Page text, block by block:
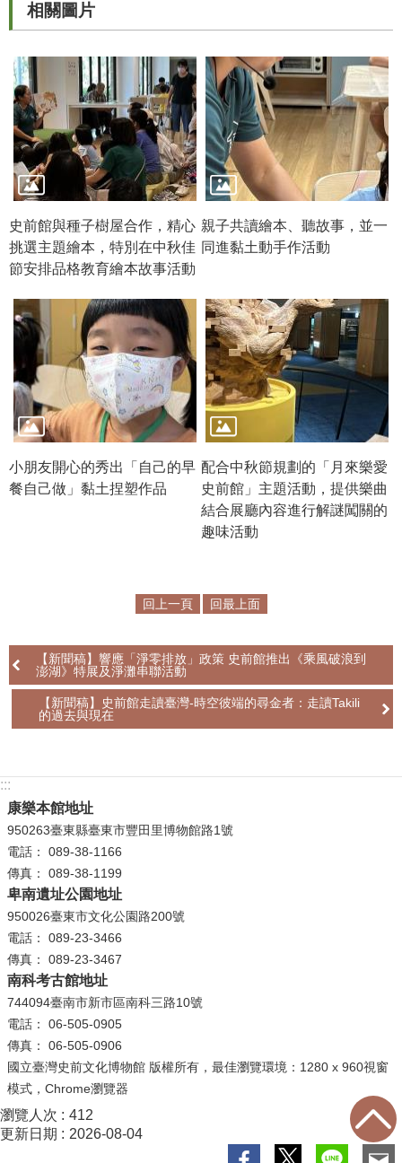
S
網
站
資
料
開
放
宣
告
隱
權
保
政
策
資
安
全
白
公
開
資
訊
語系
相關圖片
史前館與種子樹屋合作，精心
挑選主題繪本，特別在中秋佳
節安排品格教育繪本故事活動
親子共讀繪本、聽故事，並一
同進黏土動手作活動
小朋友開心的秀出「自己的早
餐自己做」黏土捏塑作品
配合中秋節規劃的「月來樂愛
史前館」主題活動，提供樂曲
結合展廳內容進行解謎闖關的
趣味活動
回上一頁 回最上面
【新聞稿】響應「淨零排放」政策 史前館推出《乘風破浪到
澎湖》特展及淨灘串聯活動
【新聞稿】史前館走讀臺灣-時空彼端的尋金者：走讀Takili
的過去與現在
:::
康樂本館地址
950263臺東縣臺東市豐田里博物館路1號
電話： 089-38-1166
傳真： 089-38-1199
卑南遺址公園地址
950026臺東市文化公園路200號
電話： 089-23-3466
傳真： 089-23-3467
南科考古館地址
744094臺南市新市區南科三路10號
電話： 06-505-0905
傳真： 06-505-0906
國立臺灣史前文化博物館 版權所有，最佳瀏覽環境：1280 x 960視窗
模式，Chrome瀏覽器
瀏覽人次
412
更新日期
2026-08-04